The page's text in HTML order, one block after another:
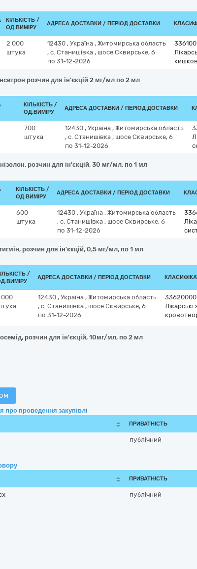
КІЛЬКІСТЬ /
ОД.ВИМІРУ
АДРЕСА ДОСТАВКИ / ПЕРІОД ДОСТАВКИ
2 000
штука
12430 , Україна , Житомирська область
, с. Станишівка , шосе Сквирське, 6
по 31-12-2026
розчин для ін'єкцій 2 мг/мл по 2 мл
КІЛЬКІСТЬ /
ОД.ВИМІРУ
АДРЕСА ДОСТАВКИ / ПЕРІОД ДОСТАВКИ
700
штука
12430 , Україна , Житомирська область
, с. Станишівка , шосе Сквирське, 6
по 31-12-2026
розчин для ін'єкцій, 30 мг/мл, по 1 мл
КІЛЬКІСТЬ /
ОД.ВИМІРУ
АДРЕСА ДОСТАВКИ / ПЕРІОД ДОСТАВКИ
600
штука
12430 , Україна , Житомирська область
, с. Станишівка , шосе Сквирське, 6
по 31-12-2026
розчин для ін'єкцій, 0,5 мг/мл, по 1 мл
/
АДРЕСА ДОСТАВКИ / ПЕРІОД ДОСТАВКИ
000
12430 , Україна , Житомирська область
, с. Станишівка , шосе Сквирське, 6
по 31-12-2026
розчин для ін'єкцій, 10мг/мл, по 2 мл
проведення закупівлі
ПРИВАТНІСТЬ
публічний
ПРИВАТНІСТЬ
публічний